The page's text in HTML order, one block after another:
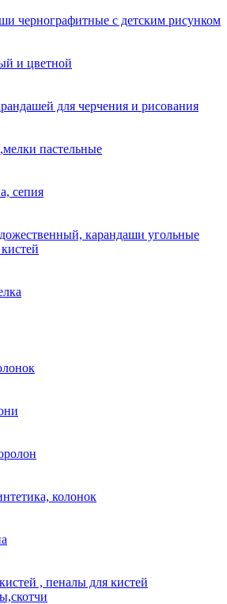
чернографитные с детским рисунком
и цветной
для черчения и рисования
пастельные
сепия
карандаши угольные
колонок
, пеналы для кистей